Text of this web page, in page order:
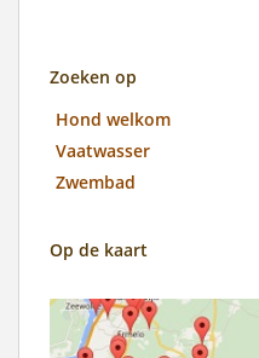
Zoeken op
Hond welkom
Vaatwasser
Zwembad
Op de kaart